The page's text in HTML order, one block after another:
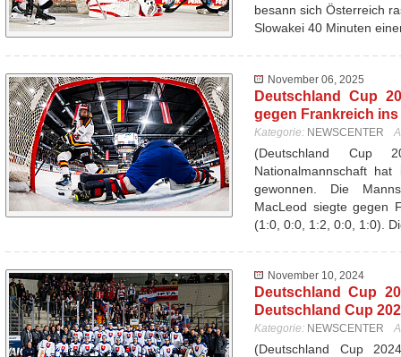
besann sich Österreich
Slowakei 40 Minuten
November 06, 2025
Deutschland Cup
gegen Frankreich
Kategorie: NEWSCENTER
(Deutschland Cup
Nationalmannschaft
gewonnen. Die
MacLeod siegte gegen
(1:0, 0:0, 1:2, 0:0, 1:0).
November 10, 2024
Deutschland Cup
Deutschland Cup
Kategorie: NEWSCENTER
(Deutschland Cup